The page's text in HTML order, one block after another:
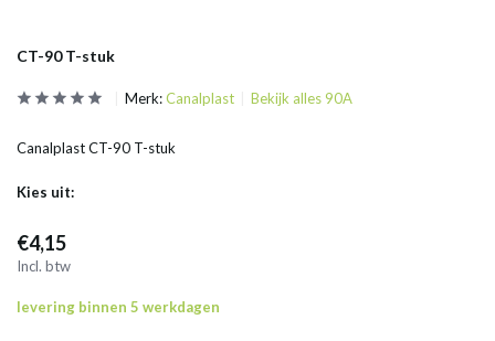
CT-90 T-stuk
Merk:Canalplast Bekijk alles 90A
Canalplast CT-90 T-stuk
Kies uit:
€4,15
Incl. btw
levering binnen 5 werkdagen